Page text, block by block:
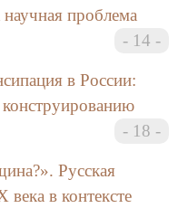
женщин вести
работу среди
для получения
создание при
и проведение в
конференции
проблема
14
в России:
18
Русская
в контексте